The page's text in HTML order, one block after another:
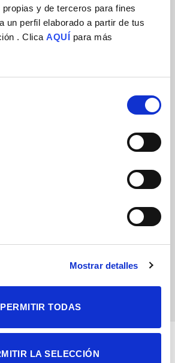
y de terceros para fines
un perfil elaborado a partir de tus
. Clica AQUÍ para más
Mostrar detalles
PERMITIR TODAS
LA SELECCIÓN
Machín-Díaz I, Esteban PF,
V, Vega-Zelaya L, Pastor J,
F J Clin Med2020
V, Erskine L